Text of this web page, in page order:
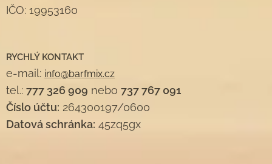
IČO: 19953160
RYCHLÝ KONTAKT
e-mail: info@barfmix.cz
tel.: 777 326 909 nebo 737 767 091
Číslo účtu: 264300197/0600
Datová schránka: 45zq5gx